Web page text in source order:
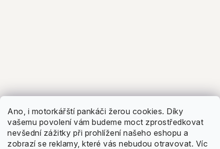
Ano, i motorkářští pankáči žerou cookies. Díky
vašemu povolení vám budeme moct zprostředkovat
nevšední zážitky při prohlížení našeho eshopu a
zobrazí se reklamy, které vás nebudou otravovat. Víc